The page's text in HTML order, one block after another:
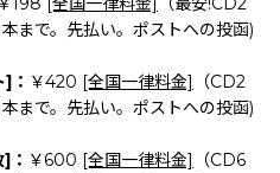
まで。先払い。ポストへの投函)
： ￥420 [全国一律料金]
（CD2
まで。先払い。ポストへの投函)
： ￥600 [全国一律料金]
（CD6